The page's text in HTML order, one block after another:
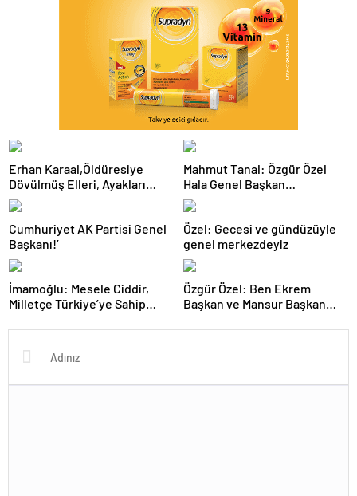
Erhan Karaal,Öldüresiye
Dövülmüş Elleri, Ayakları
Bağlı Durumda Bulunmuş…
Mahmut Tanal: Özgür Özel
Hala Genel Başkan
Görünüyor…
Cumhuriyet AK Partisi Genel
Başkanı!’
Özel: Gecesi ve gündüzüyle
genel merkezdeyiz
İmamoğlu: Mesele Ciddir,
Milletçe Türkiye’ye Sahip
Özgür Özel: Ben Ekrem
Başkan ve Mansur Başkan